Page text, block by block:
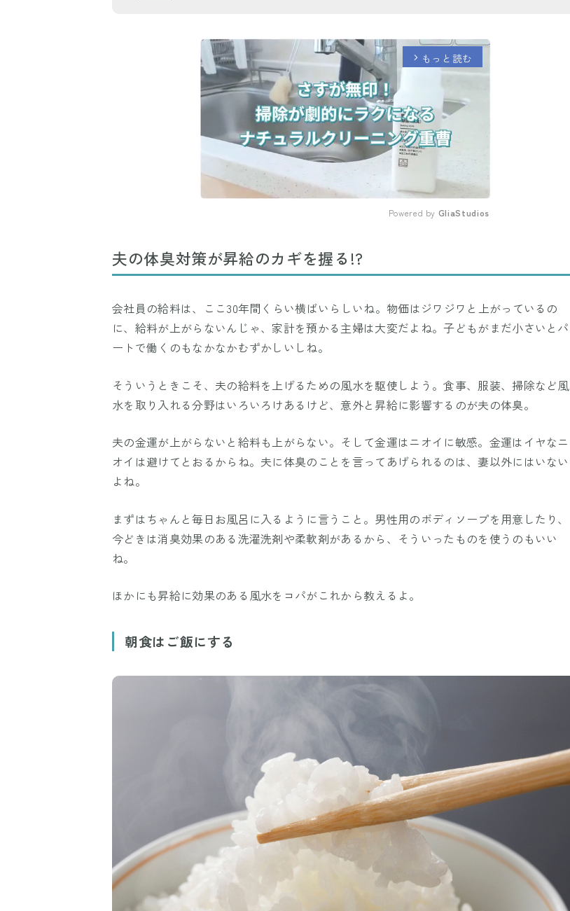
arrow_forward_ios もっと読む
Powered by GliaStudios
夫の体臭対策が昇給のカギを握る!?
会社員の給料は、ここ30年間くらい横ばいらしいね。物価はジワジワと上がっているの
に、給料が上がらないんじゃ、家計を預かる主婦は大変だよね。子どもがまだ小さいとパ
ートで働くのもなかなかむずかしいしね。
そういうときこそ、夫の給料を上げるための風水を駆使しよう。食事、服装、掃除など風
水を取り入れる分野はいろいろけあるけど、意外と昇給に影響するのが夫の体臭。
夫の金運が上がらないと給料も上がらない。そして金運はニオイに敏感。金運はイヤなニ
オイは避けてとおるからね。夫に体臭のことを言ってあげられるのは、妻以外にはいない
よね。
まずはちゃんと毎日お風呂に入るように言うこと。男性用のボディソープを用意したり、
今どきは消臭効果のある洗濯洗剤や柔軟剤があるから、そういったものを使うのもいい
ね。
ほかにも昇給に効果のある風水をコパがこれから教えるよ。
朝食はご飯にする